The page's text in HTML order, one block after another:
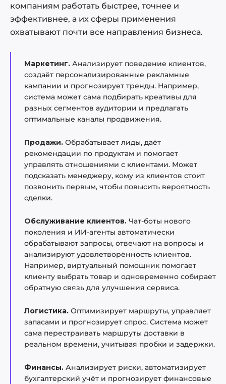
компаниям работать быстрее, точнее и
эффективнее, а их сферы применения
охватывают почти все направления бизнеса.
Маркетинг. Анализирует поведение клиентов,
создаёт персонализированные рекламные
кампании и прогнозирует тренды. Например,
система может сама подбирать креативы для
разных сегментов аудитории и предлагать
оптимальные каналы продвижения.
Продажи. Обрабатывает лиды, даёт
рекомендации по продуктам и помогает
управлять отношениями с клиентами. Может
подсказать менеджеру, кому из клиентов стоит
позвонить первым, чтобы повысить вероятность
сделки.
Обслуживание клиентов. Чат-боты нового
поколения и ИИ-агенты автоматически
обрабатывают запросы, отвечают на вопросы и
анализируют удовлетворённость клиентов.
Например, виртуальный помощник помогает
клиенту выбрать товар и одновременно собирает
обратную связь для улучшения сервиса.
Логистика. Оптимизирует маршруты, управляет
запасами и прогнозирует спрос. Система может
сама перестраивать маршруты доставки в
реальном времени, учитывая пробки и задержки.
Финансы. Анализирует риски, автоматизирует
бухгалтерский учёт и прогнозирует финансовые